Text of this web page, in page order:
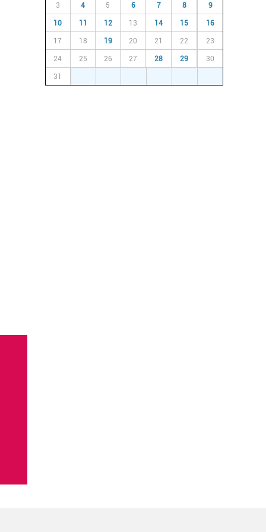
3 4 5 6 7 8 9
10 11 12 13 14 15 16
17 18 19 20 21 22 23
24 25 26 27 28 29 30
31